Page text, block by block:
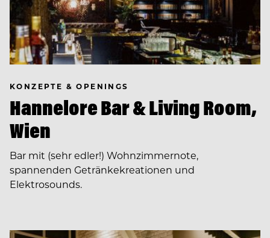
KONZEPTE & OPENINGS
Hannelore Bar & Living Room,
Wien
Bar mit (sehr edler!) Wohnzimmernote,
spannenden Getränkekreationen und
Elektrosounds.